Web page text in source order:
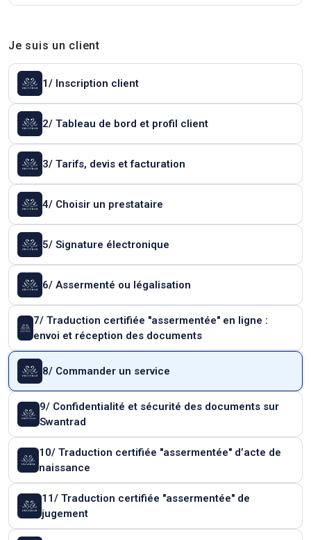
Je suis un client
1/ Inscription client
2/ Tableau de bord et profil client
3/ Tarifs, devis et facturation
4/ Choisir un prestataire
5/ Signature électronique
6/ Assermenté ou légalisation
7/ Traduction certifiée "assermentée" en ligne :
envoi et réception des documents
8/ Commander un service
9/ Confidentialité et sécurité des documents sur
Swantrad
10/ Traduction certifiée "assermentée" d’acte de
naissance
11/ Traduction certifiée "assermentée" de
jugement